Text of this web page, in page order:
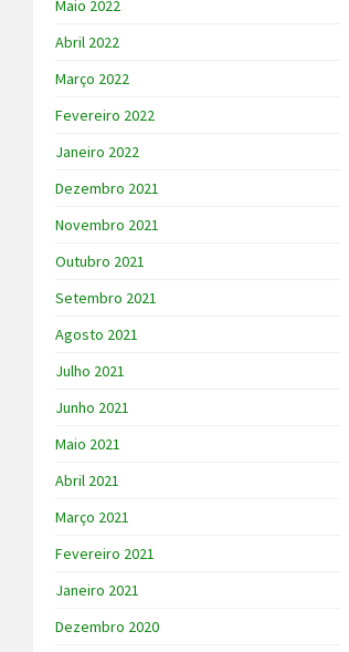
Maio 2022
Abril 2022
Março 2022
Fevereiro 2022
Janeiro 2022
Dezembro 2021
Novembro 2021
Outubro 2021
Setembro 2021
Agosto 2021
Julho 2021
Junho 2021
Maio 2021
Abril 2021
Março 2021
Fevereiro 2021
Janeiro 2021
Dezembro 2020